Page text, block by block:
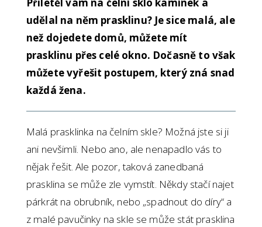
udělal na něm prasklinu? Je sice malá, ale
než dojedete domů, můžete mít
prasklinu přes celé okno. Dočasně to však
můžete vyřešit postupem, který zná snad
každá žena.
Malá prasklinka na čelním skle? Možná jste si ji
ani nevšimli. Nebo ano, ale nenapadlo vás to
nějak řešit. Ale pozor, taková zanedbaná
prasklina se může zle vymstít. Někdy stačí najet
párkrát na obrubník, nebo „spadnout do díry“ a
z malé pavučinky na skle se může stát prasklina